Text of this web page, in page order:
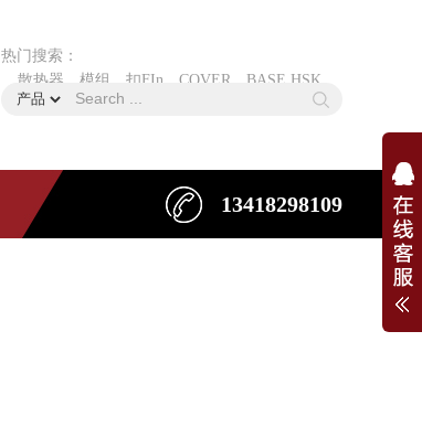
热门搜索：
散热器、模组、扣FIn、COVER、BASE HSK
13418298109